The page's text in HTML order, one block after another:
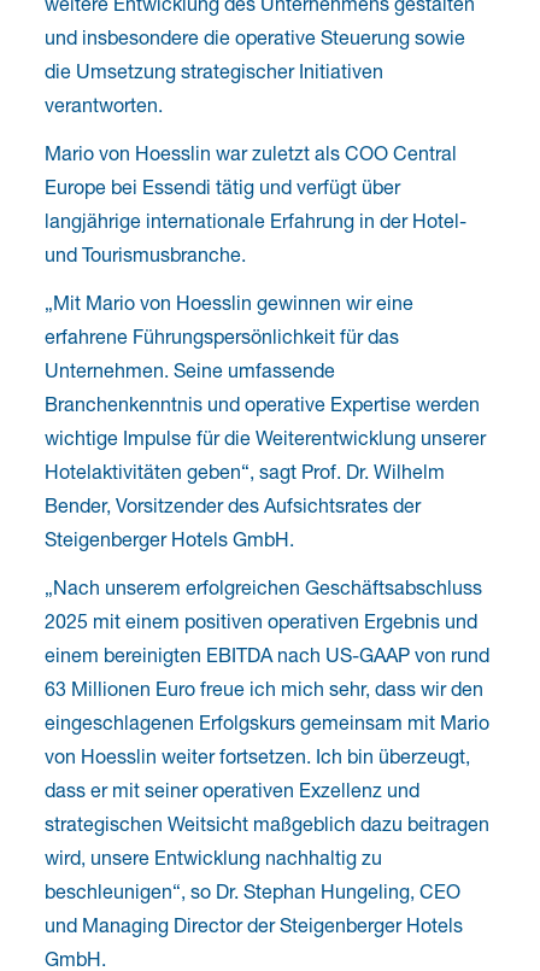
und insbesondere die operative Steuerung sowie
die Umsetzung strategischer Initiativen
verantworten.
Mario von Hoesslin war zuletzt als COO Central
Europe bei Essendi tätig und verfügt über
langjährige internationale Erfahrung in der Hotel-
und Tourismusbranche.
„Mit Mario von Hoesslin gewinnen wir eine
erfahrene Führungspersönlichkeit für das
Unternehmen. Seine umfassende
Branchenkenntnis und operative Expertise werden
wichtige Impulse für die Weiterentwicklung unserer
Hotelaktivitäten geben“, sagt Prof. Dr. Wilhelm
Bender, Vorsitzender des Aufsichtsrates der
Steigenberger Hotels GmbH.
„Nach unserem erfolgreichen Geschäftsabschluss
2025 mit einem positiven operativen Ergebnis und
einem bereinigten EBITDA nach US-GAAP von rund
63 Millionen Euro freue ich mich sehr, dass wir den
eingeschlagenen Erfolgskurs gemeinsam mit Mario
von Hoesslin weiter fortsetzen. Ich bin überzeugt,
dass er mit seiner operativen Exzellenz und
strategischen Weitsicht maßgeblich dazu beitragen
wird, unsere Entwicklung nachhaltig zu
beschleunigen“, so Dr. Stephan Hungeling, CEO
und Managing Director der Steigenberger Hotels
GmbH.